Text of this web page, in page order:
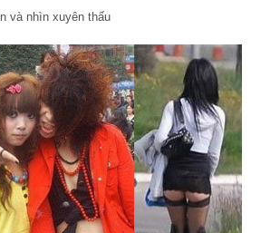
và nhìn xuyên thấu